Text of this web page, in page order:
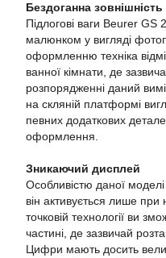
Бездоганна зовнішність
Підлогові ваги Beurer GS
малюнком у вигляді
оформленню техніка
ванної кімнати, де
розпорядженні даний
на скляній платформі
певних додаткових
оформлення.
Зникаючий дисплей
Особливістю даної
він активується лише при
точковій технології ви
частині, де зазвичай
Цифри мають досить